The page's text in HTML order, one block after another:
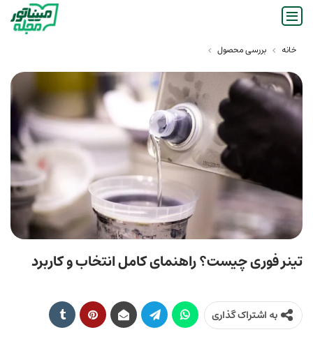
خانه بررسی محصول
تینر فوری چیست؟ راهنمای کامل انتخاب و کاربرد
به اشتراک گذاری